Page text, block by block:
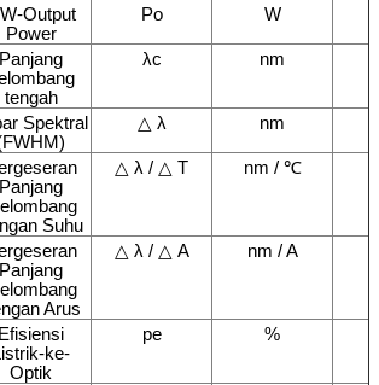
Output
Power
Po W
Panjang
tengah
λc nm
Spektral
△ λ nm
Panjang
Suhu
△ λ / △ T nm / ℃
Panjang
Arus
△ λ / △ A nm / A
Efisiensi
ke-
Optik
pe %